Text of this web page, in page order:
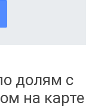
долям с
на карте